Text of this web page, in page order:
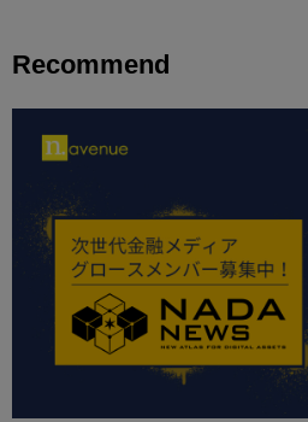
Recommend